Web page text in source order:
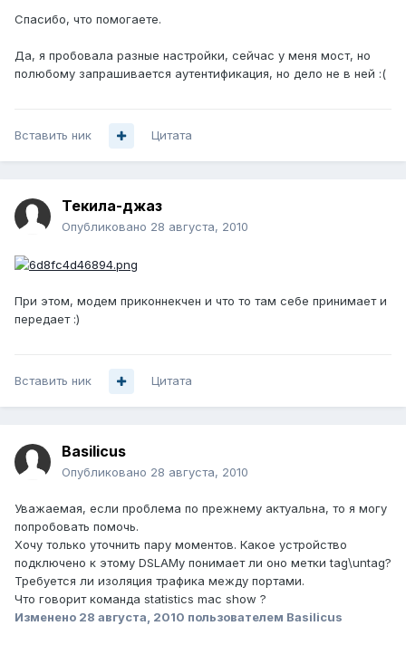
Спасибо, что помогаете.
Да, я пробовала разные настройки, сейчас у меня мост, но
полюбому запрашивается аутентификация, но дело не в ней :(
Вставить ник Цитата
Текила-джаз
Опубликовано 28 августа, 2010
При этом, модем приконнекчен и что то там себе принимает и
передает :)
Вставить ник Цитата
Basilicus
Опубликовано 28 августа, 2010
Уважаемая, если проблема по прежнему актуальна, то я могу
попробовать помочь.
Хочу только уточнить пару моментов. Какое устройство
подключено к этому DSLAMу понимает ли оно метки tag\untag?
Требуется ли изоляция трафика между портами.
Что говорит команда statistics mac show ?
Изменено 28 августа, 2010 пользователем Basilicus